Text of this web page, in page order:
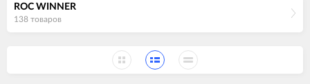
ROC WINNER
138 товаров